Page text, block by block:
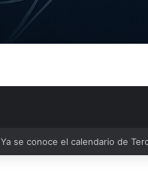
Mercado de Fichajes: